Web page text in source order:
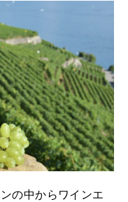
の中からワインエ